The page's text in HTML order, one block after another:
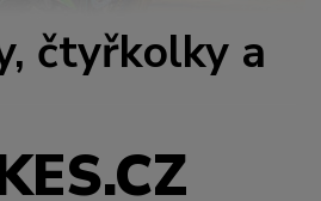
čtyřkolky a